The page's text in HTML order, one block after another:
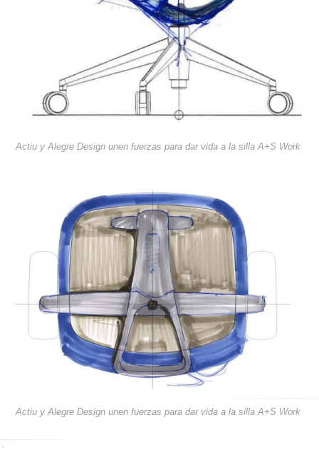
Actiu y Alegre Design unen fuerzas para dar vida a la silla A+S Work
Actiu y Alegre Design unen fuerzas para dar vida a la silla A+S Work